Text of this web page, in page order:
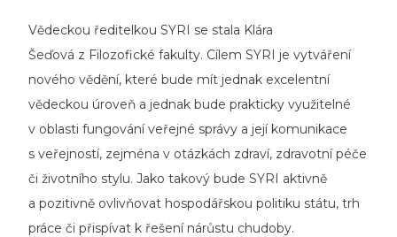
Vědeckou ředitelkou SYRI se stala Klára
Šeďová z Filozofické fakulty. Cílem SYRI je vytváření
nového vědění, které bude mít jednak excelentní
vědeckou úroveň a jednak bude prakticky využitelné
v oblasti fungování veřejné správy a její komunikace
s veřejností, zejména v otázkách zdraví, zdravotní péče
či životního stylu. Jako takový bude SYRI aktivně
a pozitivně ovlivňovat hospodářskou politiku státu, trh
práce či přispívat k řešení nárůstu chudoby.